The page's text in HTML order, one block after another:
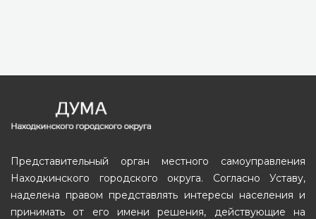
Представительный орган местного самоуправления
Находкинского городского округа. Согласно Уставу,
наделена правом представлять интересы населения и
принимать от его имени решения, действующие на